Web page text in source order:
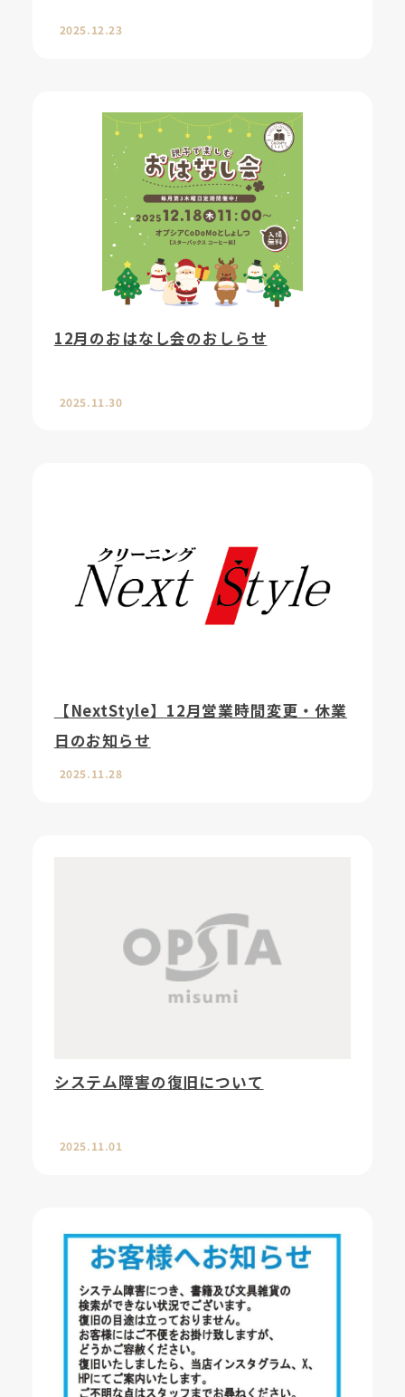
2025.12.23
12月のおはなし会のおしらせ
2025.11.30
【NextStyle】12月営業時間変更・休業
日のお知らせ
2025.11.28
システム障害の復旧について
2025.11.01